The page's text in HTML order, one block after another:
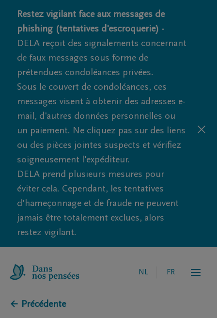
Restez vigilant face aux messages de
phishing (tentatives d'escroquerie) -
DELA reçoit des signalements concernant
de faux messages sous forme de
prétendues condoléances privées.
Sous le couvert de condoléances, ces
messages visent à obtenir des adresses e-
mail, d'autres données personnelles ou
un paiement. Ne cliquez pas sur des liens
ou des pièces jointes suspects et vérifiez
soigneusement l'expéditeur.
DELA prend plusieurs mesures pour
éviter cela. Cependant, les tentatives
d'hameçonnage et de fraude ne peuvent
jamais être totalement exclues, alors
restez vigilant.
NL FR
← Précédente